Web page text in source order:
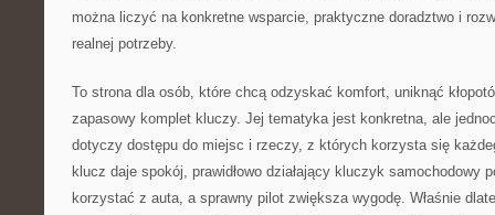
można liczyć na konkretne wsparcie, praktyczne doradztwo i
realnej potrzeby.
To strona dla osób, które chcą odzyskać komfort, uniknąć
zapasowy komplet kluczy. Jej tematyka jest konkretna, ale
dotyczy dostępu do miejsc i rzeczy, z których korzysta się
klucz daje spokój, prawidłowo działający kluczyk samochodowy
korzystać z auta, a sprawny pilot zwiększa wygodę. Właśnie